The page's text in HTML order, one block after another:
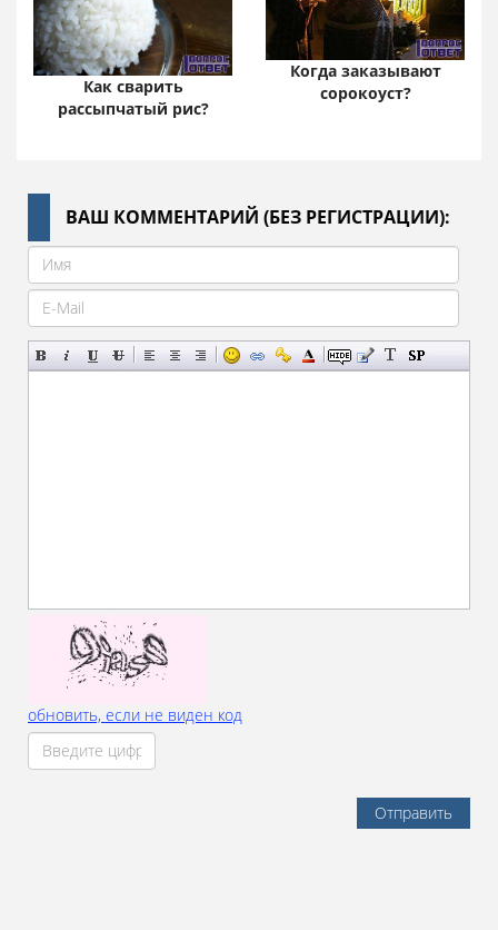
Как сварить
рассыпчатый рис?
Когда заказывают
сорокоуст?
ВАШ КОММЕНТАРИЙ (БЕЗ РЕГИСТРАЦИИ):
обновить, если не виден код
Отправить